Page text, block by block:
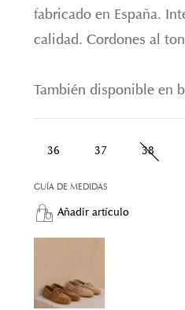
fabricado en España.
calidad. Cordones al
También disponible en
36 37 38
GUÍA DE MEDIDAS
Añadir artículo